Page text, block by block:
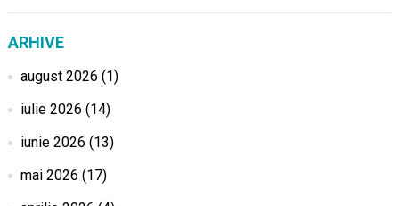
ARHIVE
august 2026 (1)
iulie 2026 (14)
iunie 2026 (13)
mai 2026 (17)